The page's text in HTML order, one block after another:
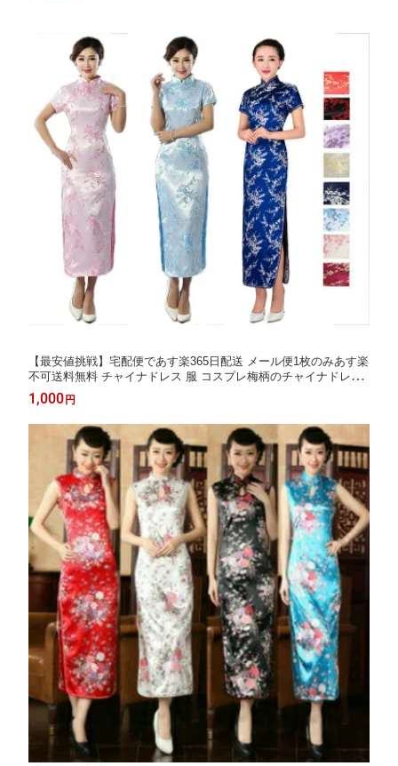
【最安値挑戦】宅配便であす楽365日配送 メール便1枚のみあす楽
不可送料無料 チャイナドレス 服 コスプレ梅柄のチャイナドレス
ロング チャイナドレス 半袖ハロウィン S〜XXL大きサイズ
仮装 10色ワンピース
1,000円